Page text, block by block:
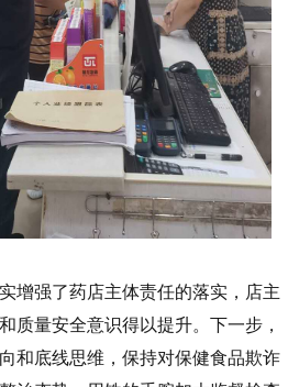
增强了药店主体责任的落实，店主
质量安全意识得以提升。下一步，
和底线思维，保持对保健食品欺诈